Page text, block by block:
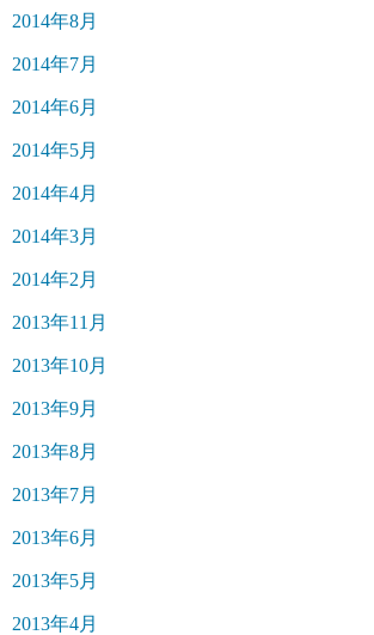
2014年8月
2014年7月
2014年6月
2014年5月
2014年4月
2014年3月
2014年2月
2013年11月
2013年10月
2013年9月
2013年8月
2013年7月
2013年6月
2013年5月
2013年4月